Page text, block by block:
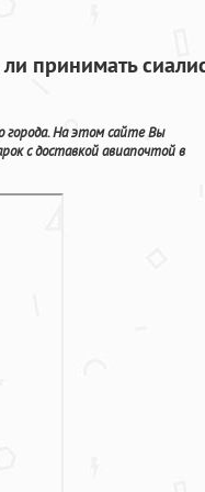
принимать
города. На этом сайте Вы
с доставкой авиапочтой в